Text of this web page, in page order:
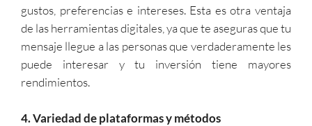
gustos, preferencias e intereses. Esta es otra ventaja
de las herramientas digitales, ya que te aseguras que tu
mensaje llegue a las personas que verdaderamente les
puede interesar y tu inversión tiene mayores
rendimientos.
4. Variedad de plataformas y métodos